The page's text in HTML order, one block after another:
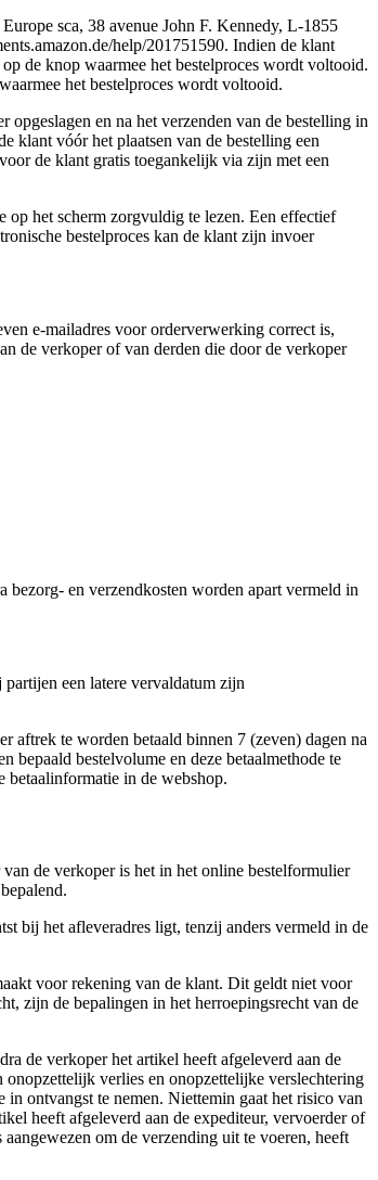
sca, 38 avenue John F. Kennedy, L-1855
help/201751590. Indien de klant
de knop waarmee het bestelproces wordt voltooid.
het bestelproces wordt voltooid.
en na het verzenden van de bestelling in
klant vóór het plaatsen van de bestelling een
de klant gratis toegankelijk via zijn met een
op het scherm zorgvuldig te lezen. Een effectief
bestelproces kan de klant zijn invoer
e-mailadres voor orderverwerking correct is,
de verkoper of van derden die door de verkoper
en verzendkosten worden apart vermeld in
een latere vervaldatum zijn
aftrek te worden betaald binnen 7 (zeven) dagen na
bepaald bestelvolume en deze betaalmethode te
betaalinformatie in de webshop.
de verkoper is het in het online bestelformulier
bij het afleveradres ligt, tenzij anders vermeld in de
voor rekening van de klant. Dit geldt niet voor
zijn de bepalingen in het herroepingsrecht van de
de verkoper het artikel heeft afgeleverd aan de
verlies en onopzettelijke verslechtering
ontvangst te nemen. Niettemin gaat het risico van
heeft afgeleverd aan de expediteur, vervoerder of
om de verzending uit te voeren, heeft